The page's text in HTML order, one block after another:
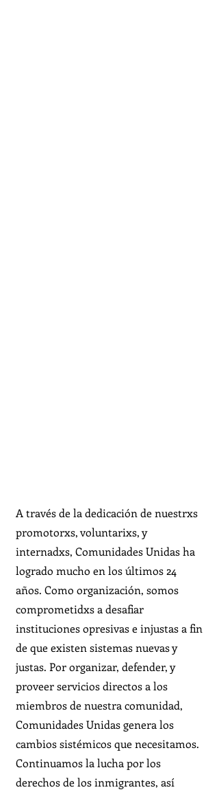
A través de la dedicación de nuestrxs
promotorxs, voluntarixs, y
internadxs, Comunidades Unidas ha
logrado mucho en los últimos 24
años. Como organización, somos
comprometidxs a desafiar
instituciones opresivas e injustas a fin
de que existen sistemas nuevas y
justas. Por organizar, defender, y
proveer servicios directos a los
miembros de nuestra comunidad,
Comunidades Unidas genera los
cambios sistémicos que necesitamos.
Continuamos la lucha por los
derechos de los inmigrantes, así